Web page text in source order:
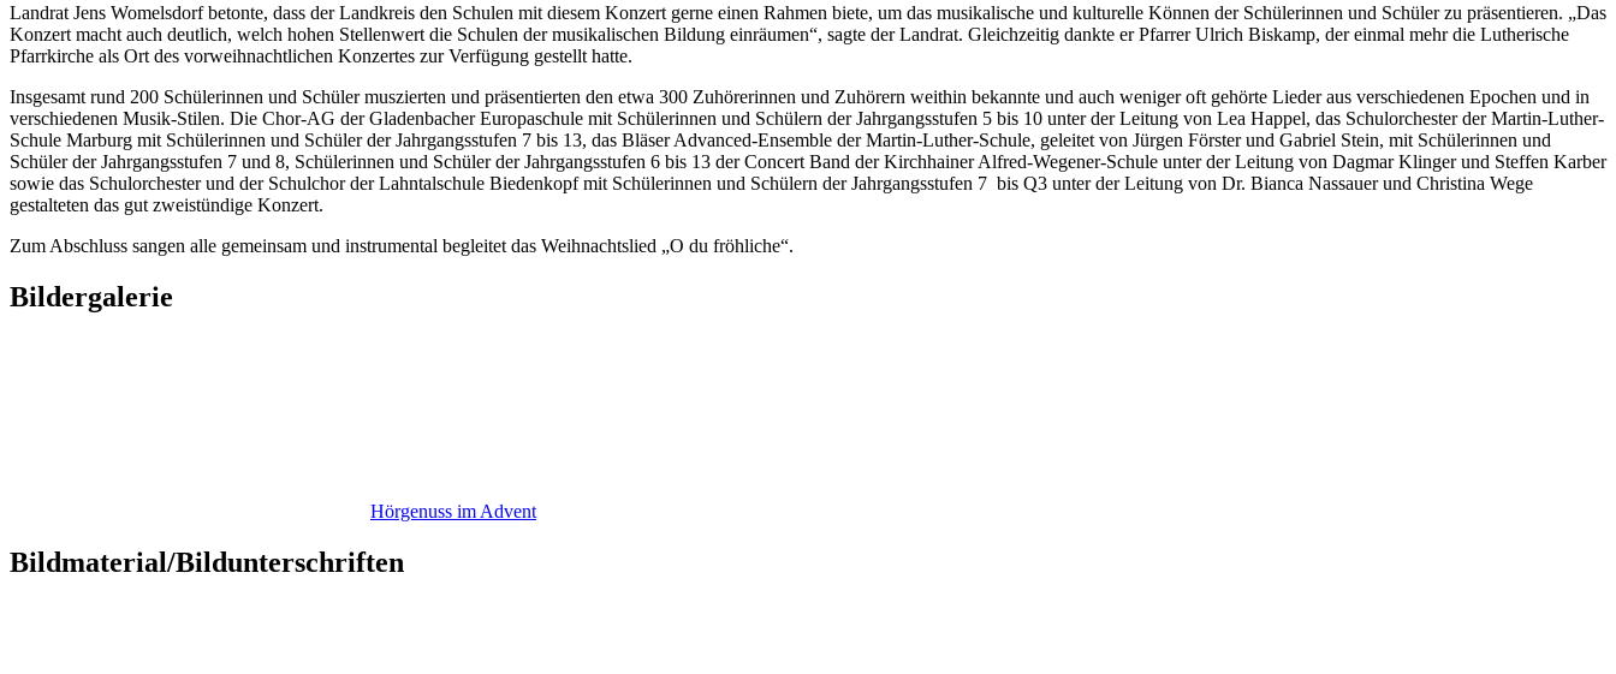
Landrat Jens Womelsdorf betonte, dass der Landkreis den Schulen mit diesem Konzert gerne einen Rahmen biete, um das musikalische und kulturelle Können der Schülerinnen und Schüler zu präsentieren. „Das
Konzert macht auch deutlich, welch hohen Stellenwert die Schulen der musikalischen Bildung einräumen“, sagte der Landrat. Gleichzeitig dankte er Pfarrer Ulrich Biskamp, der einmal mehr die Lutherische
Pfarrkirche als Ort des vorweihnachtlichen Konzertes zur Verfügung gestellt hatte.
Insgesamt rund 200 Schülerinnen und Schüler muszierten und präsentierten den etwa 300 Zuhörerinnen und Zuhörern weithin bekannte und auch weniger oft gehörte Lieder aus verschiedenen Epochen und in
verschiedenen Musik-Stilen. Die Chor-AG der Gladenbacher Europaschule mit Schülerinnen und Schülern der Jahrgangsstufen 5 bis 10 unter der Leitung von Lea Happel, das Schulorchester der Martin-Luther-
Schule Marburg mit Schülerinnen und Schüler der Jahrgangsstufen 7 bis 13, das Bläser Advanced-Ensemble der Martin-Luther-Schule, geleitet von Jürgen Förster und Gabriel Stein, mit Schülerinnen und
Schüler der Jahrgangsstufen 7 und 8, Schülerinnen und Schüler der Jahrgangsstufen 6 bis 13 der Concert Band der Kirchhainer Alfred-Wegener-Schule unter der Leitung von Dagmar Klinger und Steffen Karber
sowie das Schulorchester und der Schulchor der Lahntalschule Biedenkopf mit Schülerinnen und Schülern der Jahrgangsstufen 7 bis Q3 unter der Leitung von Dr. Bianca Nassauer und Christina Wege
gestalteten das gut zweistündige Konzert.
Zum Abschluss sangen alle gemeinsam und instrumental begleitet das Weihnachtslied „O du fröhliche“.
Bildergalerie
Hörgenuss im Advent
Bildmaterial/Bildunterschriften